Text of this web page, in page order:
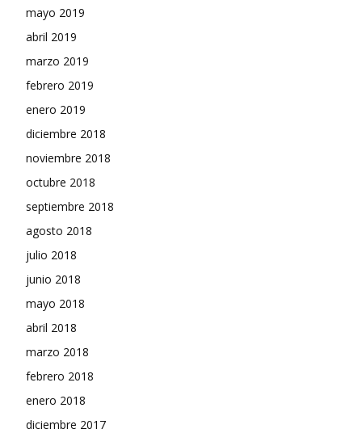
mayo 2019
abril 2019
marzo 2019
febrero 2019
enero 2019
diciembre 2018
noviembre 2018
octubre 2018
septiembre 2018
agosto 2018
julio 2018
junio 2018
mayo 2018
abril 2018
marzo 2018
febrero 2018
enero 2018
diciembre 2017